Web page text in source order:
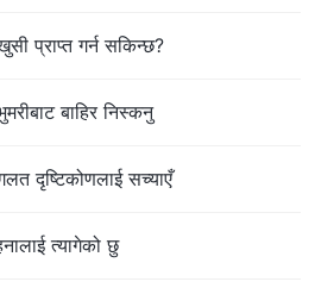
प्राप्त गर्न सकिन्छ?
बाहिर निस्कनु
दृष्टिकोणलाई सच्याएँ
त्यागेको छु